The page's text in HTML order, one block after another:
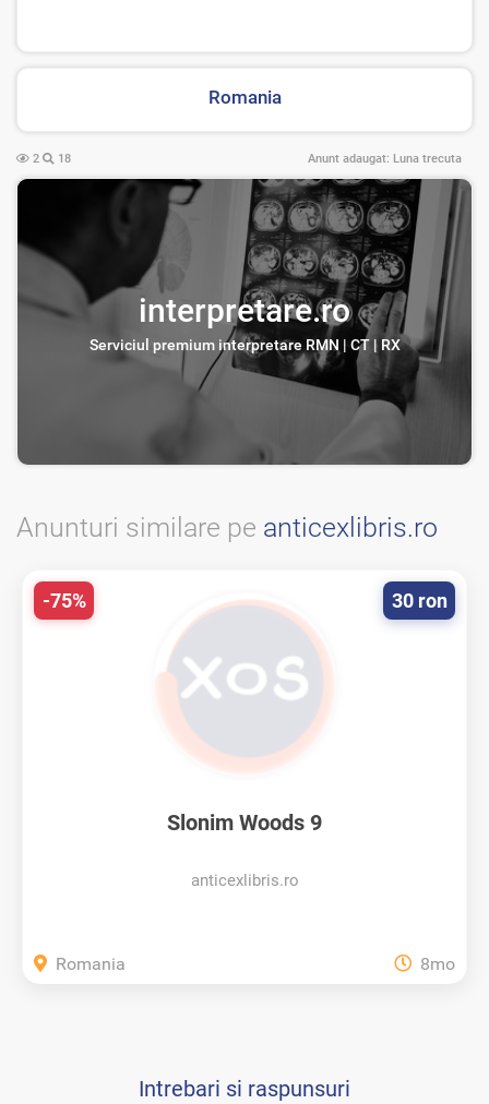
Romania
2 18 Anunt adaugat: Luna trecuta
interpretare.ro
Serviciul premium interpretare RMN | CT | RX
Anunturi similare pe anticexlibris.ro
Slonim Woods 9
anticexlibris.ro
30 ron
-75%
Romania 8mo
Intrebari si raspunsuri